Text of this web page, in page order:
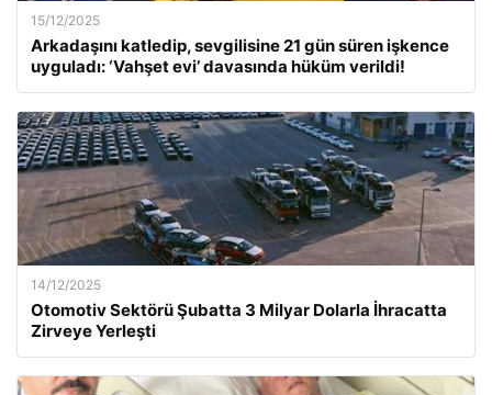
15/12/2025
Arkadaşını katledip, sevgilisine 21 gün süren işkence
uyguladı: ‘Vahşet evi’ davasında hüküm verildi!
14/12/2025
Otomotiv Sektörü Şubatta 3 Milyar Dolarla İhracatta
Zirveye Yerleşti